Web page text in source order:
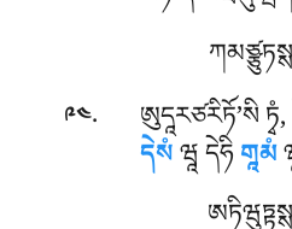
༩༤. ཨུདཱརཙརིཏོ’སི
དེསཾཝཱ དེཧིགཱམཾ